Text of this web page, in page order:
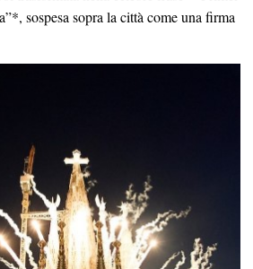
sospesa sopra la città come una firma